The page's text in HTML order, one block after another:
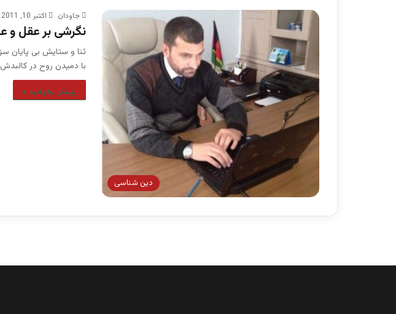
دین شناسی
جاودان اکتبر 10, 2011
نگرشی بر عقل و
ثنا و ستایش بی پایان
با دمیدن روح در
بیشتر بخوانید »